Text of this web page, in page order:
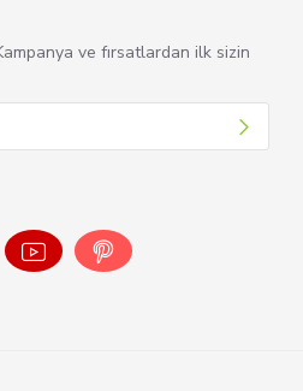
ve fırsatlardan ilk sizin